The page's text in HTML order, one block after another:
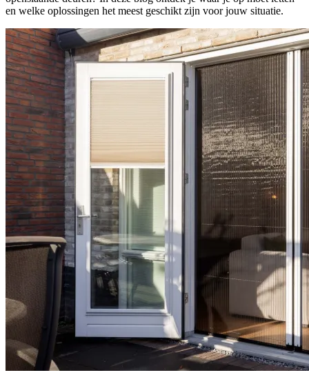
en welke oplossingen het meest geschikt zijn voor jouw situatie.